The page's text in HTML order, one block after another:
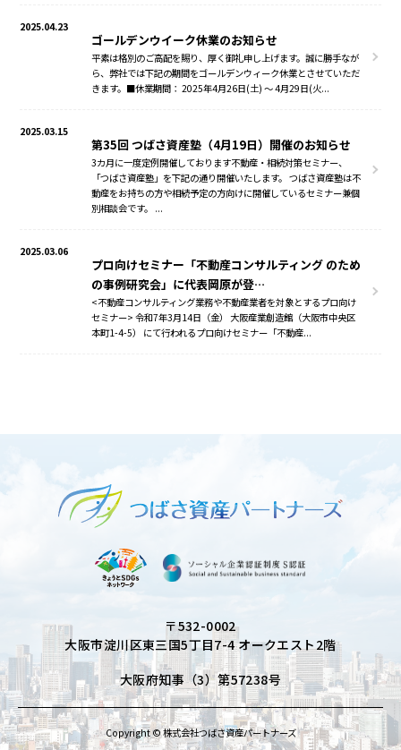
2025.04.23
ゴールデンウイーク休業のお知らせ
平素は格別のご高配を賜り、厚く御礼申し上げます。誠に勝手なが
ら、弊社では下記の期間をゴールデンウィーク休業とさせていただ
きます。■休業期間： 2025年4月26日(土) ～ 4月29日(火...
2025.03.15
第35回 つばさ資産塾（4月19日）開催のお知らせ
3カ月に一度定例開催しております不動産・相続対策セミナー、
「つばさ資産塾」を下記の通り開催いたします。 つばさ資産塾は不
動産をお持ちの方や相続予定の方向けに開催しているセミナー兼個
別相談会です。 ...
2025.03.06
プロ向けセミナー「不動産コンサルティング のため
の事例研究会」に代表岡原が登…
<不動産コンサルティング業務や不動産業者を対象とするプロ向け
セミナー> 令和7年3月14日（金） 大阪産業創造館（大阪市中央区
本町1-4-5） にて行われるプロ向けセミナー「不動産...
〒532-0002
大阪市淀川区東三国5丁目7-4 オークエスト2階
大阪府知事（3）第57238号
Copyright © 株式会社つばさ資産パートナーズ